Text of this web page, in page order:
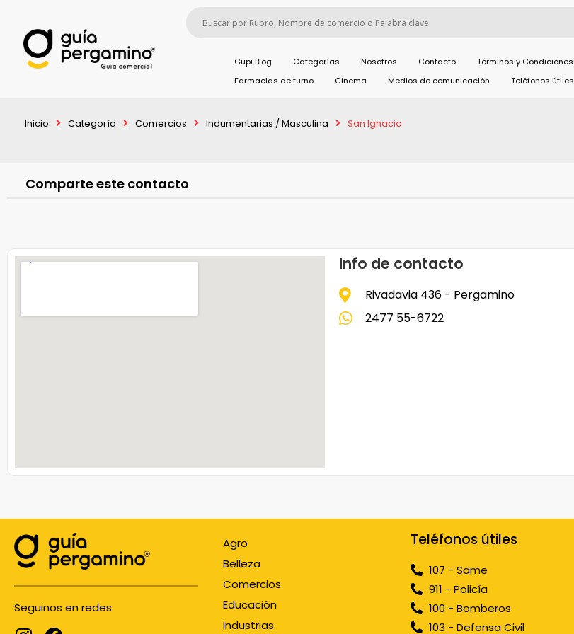
Gupi Blog Categorías Nosotros Contacto
Términos y Condiciones
Farmacias de turno
Cinema Medios de comunicación Teléfonos útiles
Inicio Categoría Comercios Indumentarias / Masculina San Ignacio
Comparte este contacto
Info de contacto
Rivadavia 436 - Pergamino
2477 55-6722
Seguinos en redes
Agro
Belleza
Comercios
Educación
Industrias
Teléfonos útiles
107 - Same
911 - Policía
100 - Bomberos
103 - Defensa Civil